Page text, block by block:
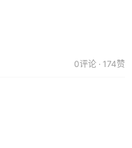
0评论 · 174赞